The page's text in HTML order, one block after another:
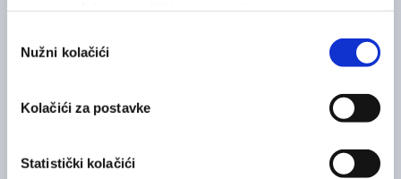
pristanka
Nužni kolačići
Kolačići za postavke
Statistički kolačići